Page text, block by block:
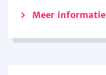
Meer informatie